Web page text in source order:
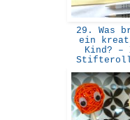
29. Was
ein
Kind? –